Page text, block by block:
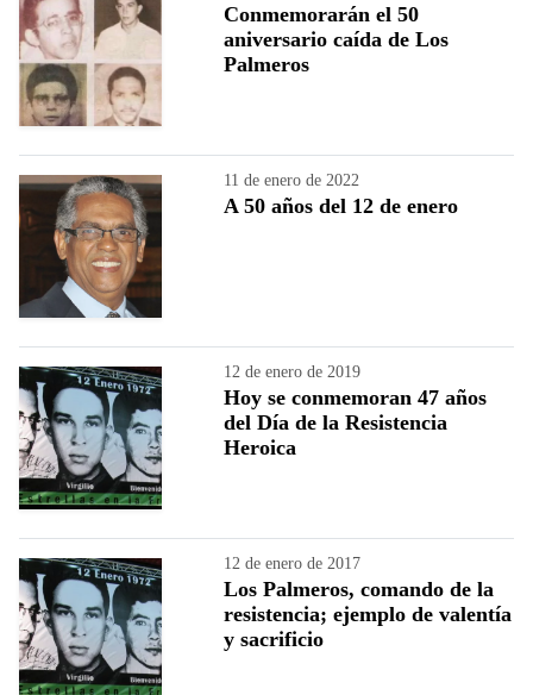
Conmemorarán el 50
aniversario caída de Los
Palmeros
11 de enero de 2022
A 50 años del 12 de enero
12 de enero de 2019
Hoy se conmemoran 47 años
del Día de la Resistencia
Heroica
12 de enero de 2017
Los Palmeros, comando de la
resistencia; ejemplo de valentía
y sacrificio